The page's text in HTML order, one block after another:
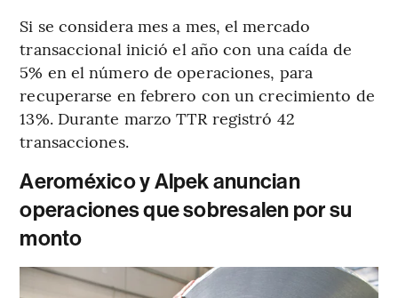
Si se considera mes a mes, el mercado
transaccional inició el año con una caída de
5% en el número de operaciones, para
recuperarse en febrero con un crecimiento de
13%. Durante marzo TTR registró 42
transacciones.
Aeroméxico y Alpek anuncian
operaciones que sobresalen por su
monto